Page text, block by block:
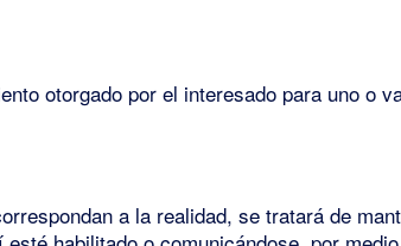
otorgado por el interesado para uno o
a la realidad, se tratará de